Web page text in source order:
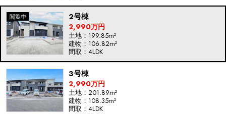
2号棟
2,990万円
土地：199.85m²
建物：106.82m²
間取：4LDK
3号棟
2,990万円
土地：201.89m²
建物：108.35m²
間取：4LDK